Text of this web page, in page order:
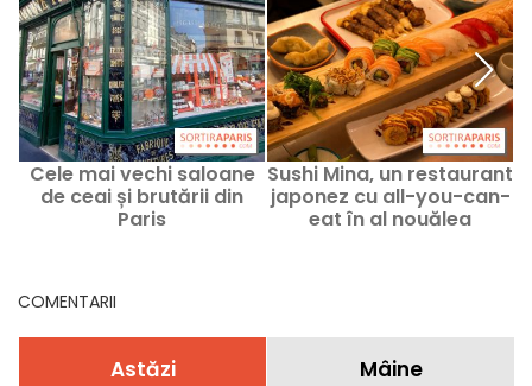
Cele mai vechi saloane
de ceai și brutării din
Paris
Sushi Mina, un restaurant
japonez cu all-you-can-
eat în al nouălea
COMENTARII
Astăzi Mâine